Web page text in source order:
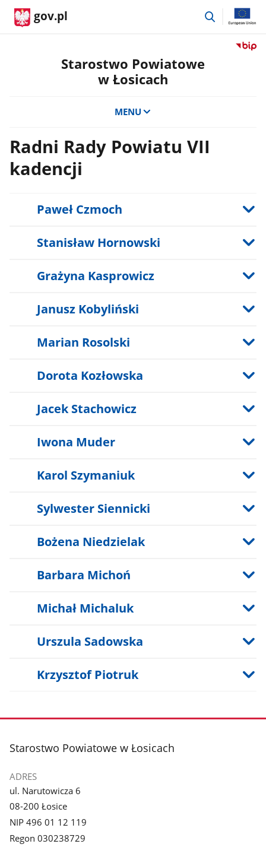
gov.pl
przejdź
Przejdź
Starostwo Powiatowe
w Łosicach
MENU
Radni Rady Powiatu VII
kadencji
Paweł Czmoch
Stanisław Hornowski
Grażyna Kasprowicz
Janusz Kobyliński
Marian Rosolski
Dorota Kozłowska
Jacek Stachowicz
Iwona Muder
Karol Szymaniuk
Sylwester Siennicki
Bożena Niedzielak
Barbara Michoń
Michał Michaluk
Urszula Sadowska
Krzysztof Piotruk
stopka
Starostwo Powiatowe w Łosicach
ADRES
ul. Narutowicza 6
08-200 Łosice
NIP 496 01 12 119
Regon 030238729